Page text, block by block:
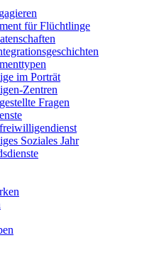
für Flüchtlinge
im Porträt
Zentren
Fragen
Soziales Jahr